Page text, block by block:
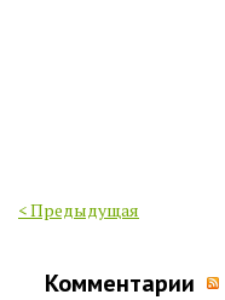
< Предыдущая
Комментарии